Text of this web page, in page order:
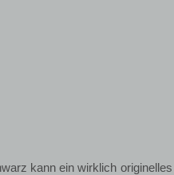
kann ein wirklich